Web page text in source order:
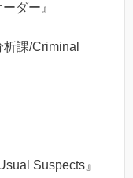
ダー』
課/Criminal
Suspects』